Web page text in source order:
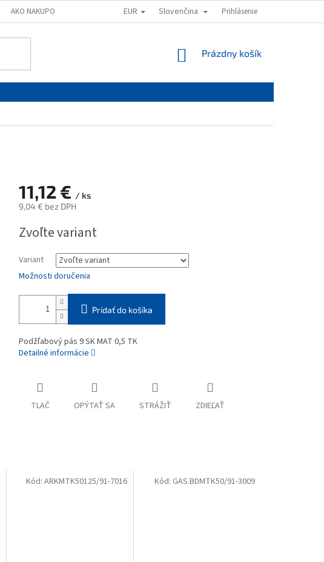
AKO NAKUPOVAŤ OBCHODNÉ PODMIENKY PODMIENKY OCHRANY OSOBNÝCH
EUR Slovenčina Prihlásenie
NÁKUPNÝ
Prázdny košík
11,12 € / ks
9,04 € bez DPH
cena:
Zvoľte variant
Variant
Možnosti doručenia
Pridať do košíka
Podžľabový pás 9 SK MAT 0,5 TK
Detailné informácie
TLAČ OPÝTAŤ SA STRÁŽIŤ ZDIEĽAŤ
Kód:ARKMTK50125/91-7016 Kód: GAS.BDMTK50/91-3009